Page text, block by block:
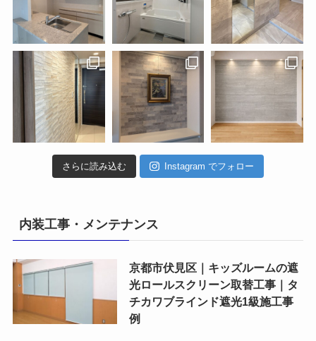
さらに読み込む Instagram でフォロー
内装工事・メンテナンス
京都市伏見区｜キッズルームの遮
光ロールスクリーン取替工事｜タ
チカワブラインド遮光1級施工事
例